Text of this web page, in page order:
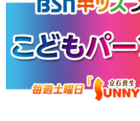
アナウンサー
イベント
ニュース